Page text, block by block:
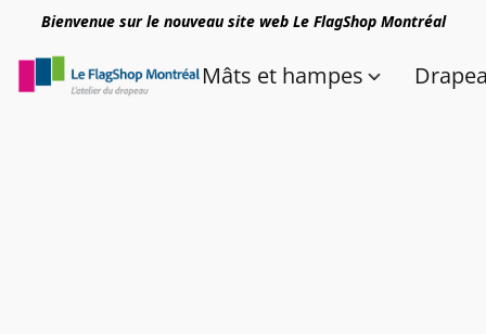
Bienvenue sur le nouveau site web Le FlagShop Montréal
Mâts et hampes